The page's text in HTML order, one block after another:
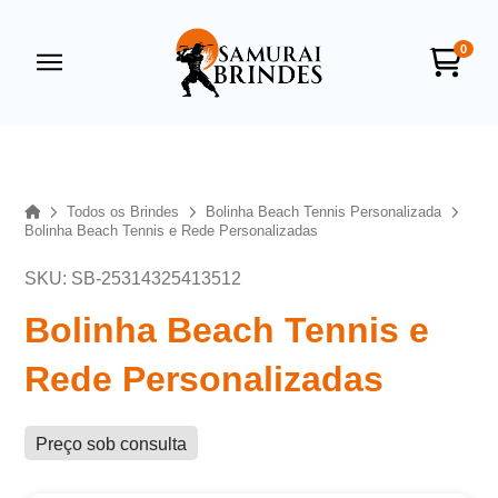
0
HomeTodos os Brindes
Bolinha Beach Tennis Personalizada
Bolinha Beach Tennis e Rede Personalizadas
SKU: SB-25314325413512
Bolinha Beach Tennis e
Rede Personalizadas
Preço sob consulta